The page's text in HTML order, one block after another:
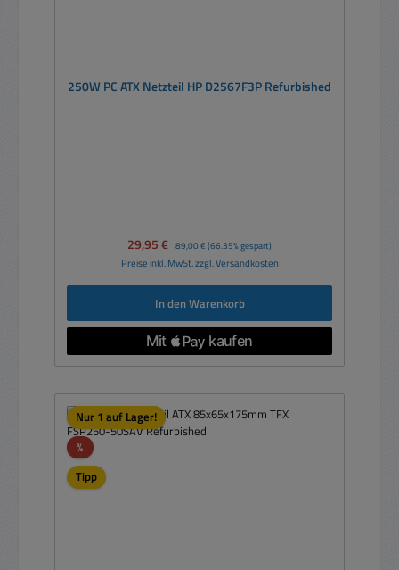
250W PC ATX Netzteil HP D2567F3P Refurbished
Verkaufspreis:
29,95 € Regulärer Preis:
89,00 € (66.35% gespart)
Preise inkl. MwSt. zzgl. Versandkosten
In den Warenkorb
Nur 1 auf Lager!
%Rabatt
Tipp